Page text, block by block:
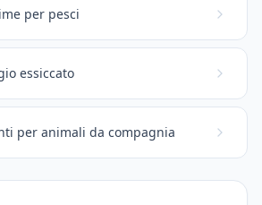
per pesci
essiccato
per animali da compagnia